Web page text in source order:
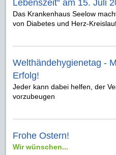
Lebenszeit“ am 15. Juli
Das Krankenhaus Seelow
von Diabetes und Herz-
Welthändehygienetag -
Erfolg!
Jeder kann dabei helfen, der
vorzubeugen
Frohe Ostern!
Wir wünschen...